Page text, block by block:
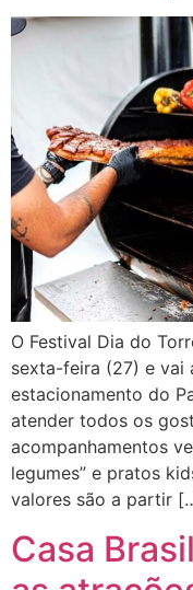
O Festival Dia do
sexta-feira (27) e vai
estacionamento do
atender todos os
acompanhamentos
legumes” e pratos
valores são a partir
Casa